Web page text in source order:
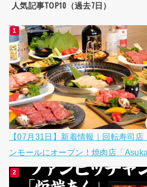
人気記事TOP10（過去7日）
【07月31日】新着情報｜回転寿司
ンモールにオープン！焼肉店「